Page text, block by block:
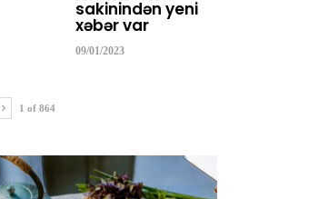
sakinindən yeni
xəbər var
09/01/2023
1 of 864